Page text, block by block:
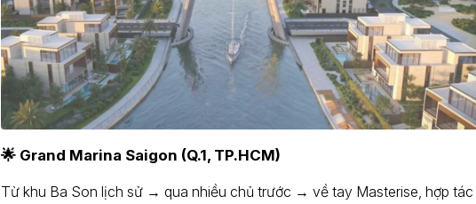
🌟 Grand Marina Saigon (Q.1, TP.HCM)
Từ khu Ba Son lịch sử → qua nhiều chủ trước → về tay Masterise, hợp tác